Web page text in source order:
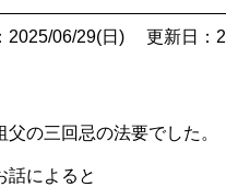
2025/06/29(日) 更新日：
父の三回忌の法要でした。
話によると